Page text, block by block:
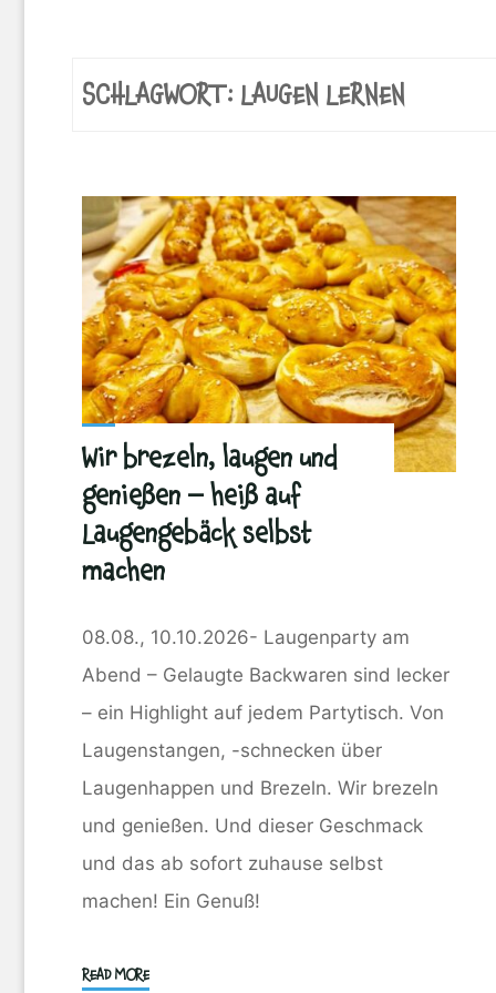
SCHLAGWORT: LAUGEN LERNEN
Wir brezeln, laugen und
genießen – heiß auf
Laugengebäck selbst
machen
08.08., 10.10.2026- Laugenparty am
Abend – Gelaugte Backwaren sind lecker
– ein Highlight auf jedem Partytisch. Von
Laugenstangen, -schnecken über
Laugenhappen und Brezeln. Wir brezeln
und genießen. Und dieser Geschmack
und das ab sofort zuhause selbst
machen! Ein Genuß!
READ MORE"Wir